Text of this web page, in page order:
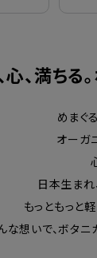
心、満ちる
めまぐ
オーガ
日本生まれ
もっともっと
な想いで、ボタニ